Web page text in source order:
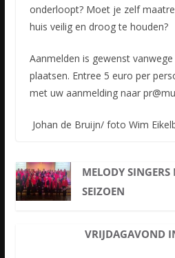
onderloopt? Moet je zelf
huis veilig en droog te houden?
Aanmelden is gewenst
plaatsen. Entree 5 euro per
met uw aanmelding naar
Johan de Bruijn/ foto Wim
MELODY
SEIZOEN
VRIJDAGAVOND